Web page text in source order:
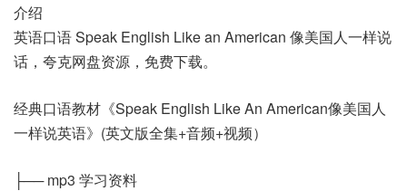
介绍
英语口语 Speak English Like an American 像美国人一样说
话，夸克网盘资源，免费下载。
经典口语教材《Speak English Like An American像美国人
一样说英语》(英文版全集+音频+视频）
├── mp3 学习资料